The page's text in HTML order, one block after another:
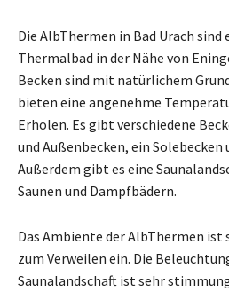
Die AlbThermen in Bad Urach sind
Thermalbad in der Nähe von
Becken sind mit natürlichem
bieten eine angenehme
Erholen. Es gibt verschiedene
und Außenbecken, ein
Außerdem gibt es eine
Saunen und Dampfbädern.
Das Ambiente der AlbThermen ist
zum Verweilen ein. Die
Saunalandschaft ist sehr